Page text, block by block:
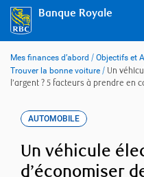
content
Banque Royale
Mes finances d’abord / Objectifs et
Trouver la bonne voiture / Un
l’argent ? 5 facteurs à prendre en
AUTOMOBILE
Un véhicule
d’économiser